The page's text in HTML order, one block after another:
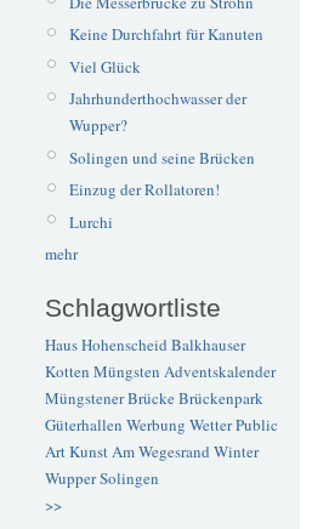
Keine Durchfahrt für Kanuten
Viel Glück
Jahrhunderthochwasser der
Wupper?
Solingen und seine Brücken
Einzug der Rollatoren!
Lurchi
mehr
Schlagwortliste
Haus Hohenscheid Balkhauser
Kotten Müngsten Adventskalender
Müngstener BrückeBrückenpark
Güterhallen Werbung WetterPublic
ArtKunstAm Wegesrand Winter
WupperSolingen
>>